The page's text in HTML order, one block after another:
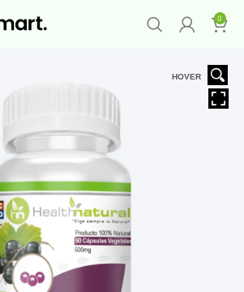
0
HOVER
Compra 12 unidades y llévate 1
¡LO QUIERO YA